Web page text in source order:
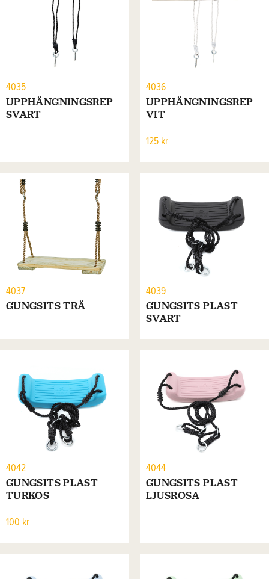
4035
UPPHÄNGNINGSREP
SVART
4036
UPPHÄNGNINGSREP
VIT
125 kr
4037
GUNGSITS TRÄ
4039
GUNGSITS PLAST
SVART
4042
GUNGSITS PLAST
TURKOS
100 kr
4044
GUNGSITS PLAST
LJUSROSA